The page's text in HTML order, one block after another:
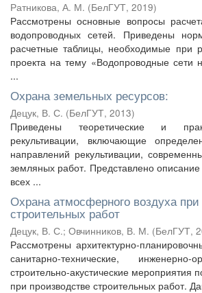
Ратникова, А. М. (БелГУТ, 2019)
Рассмотрены основные вопросы
водопроводных сетей. Приведены
расчетные таблицы, необходимые при
проекта на тему «Водопроводные сети
...
Охрана земельных ресурсов:
Децук, В. С. (БелГУТ, 2013)
Приведены теоретические и
рекультивации, включающие
направлений рекультивации,
земляных работ. Представлено
всех ...
Охрана атмосферного воздуха
строительных работ
Децук, В. С.; Овчинников, В. М. (БелГУТ,
Рассмотрены архитектурно-
санитарно-технические, инженерно-
строительно-акустические мероприятия
при производстве строительных работ.